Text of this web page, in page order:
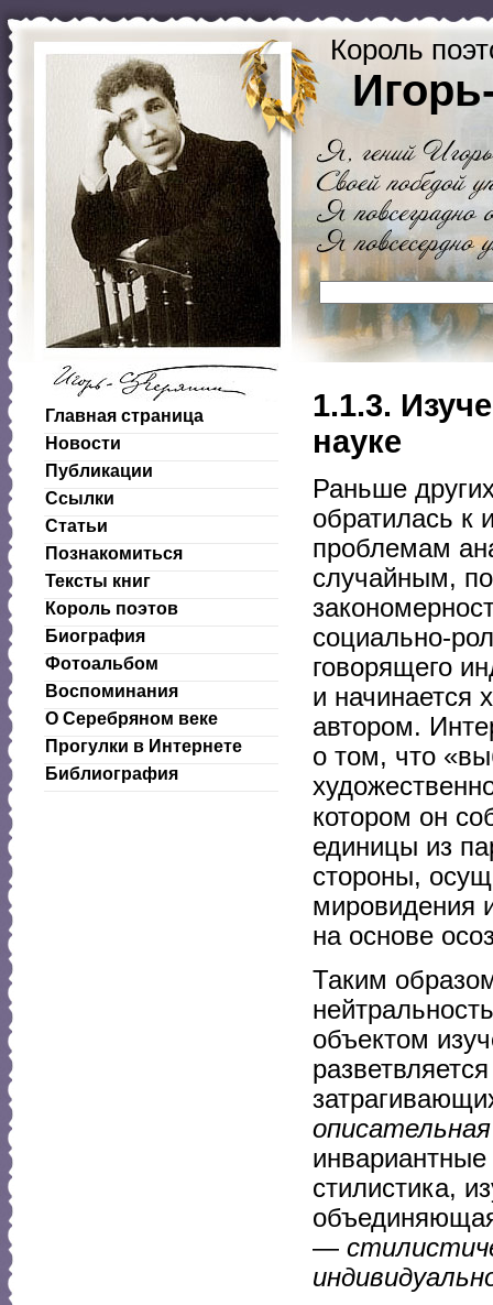
Король
Главная страница
Новости
Публикации
Ссылки
Статьи
Познакомиться
Тексты книг
Король поэтов
Биография
Фотоальбом
Воспоминания
О Серебряном веке
Прогулки в Интернете
Библиография
1.1.3.
науке
Раньше
обратилась к
проблемам
случайным,
социально-
говорящего
и начинается
автором.
о том, что
котором он
единицы из
стороны,
мировидения
на основе
Таким
объектом
описательная
стилистика,
—